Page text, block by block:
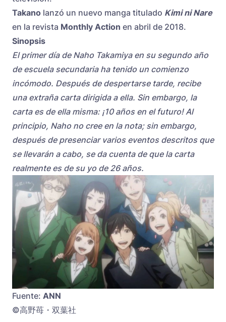
Takano lanzó un nuevo manga titulado Kimi ni Nare
en la revista Monthly Action en abril de 2018.
Sinopsis
El primer día de Naho Takamiya en su segundo año
de escuela secundaria ha tenido un comienzo
incómodo. Después de despertarse tarde, recibe
una extraña carta dirigida a ella. Sin embargo, la
carta es de ella misma: ¡10 años en el futuro! Al
principio, Naho no cree en la nota; sin embargo,
después de presenciar varios eventos descritos que
se llevarán a cabo, se da cuenta de que la carta
realmente es de su yo de 26 años.
Fuente: ANN
©高野苺・双葉社